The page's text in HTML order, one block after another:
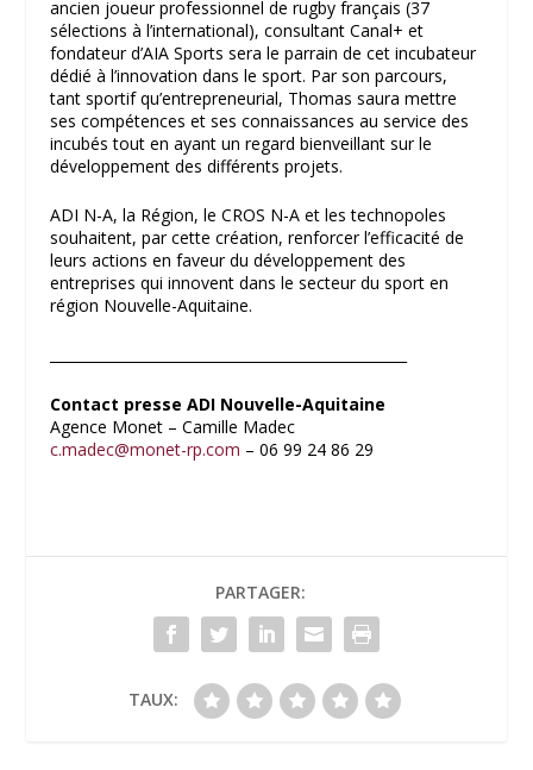
ancien joueur professionnel de rugby français (37
sélections à l’international), consultant Canal+ et
fondateur d’AIA Sports sera le parrain de cet incubateur
dédié à l’innovation dans le sport. Par son parcours,
tant sportif qu’entrepreneurial, Thomas saura mettre
ses compétences et ses connaissances au service des
incubés tout en ayant un regard bienveillant sur le
développement des différents projets.
ADI N-A, la Région, le CROS N-A et les technopoles
souhaitent, par cette création, renforcer l’efficacité de
leurs actions en faveur du développement des
entreprises qui innovent dans le secteur du sport en
région Nouvelle-Aquitaine.
Contact presse ADI Nouvelle-Aquitaine
Agence Monet – Camille Madec
c.madec@monet-rp.com – 06 99 24 86 29
PARTAGER:
TAUX: